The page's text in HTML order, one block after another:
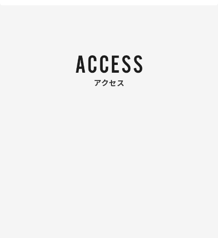
アクセス